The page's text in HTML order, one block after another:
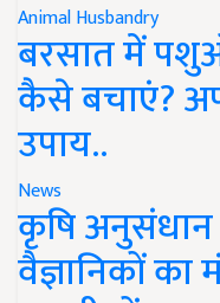
Animal Husbandry
बरसात में
कैसे बचाएं?
उपाय..
News
कृषि अनुसंधान
वैज्ञानिकों